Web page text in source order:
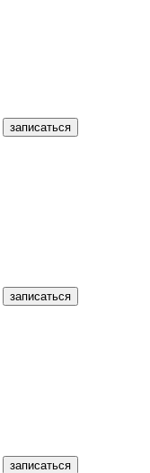
записаться
записаться
записаться